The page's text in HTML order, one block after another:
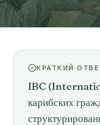
КРАТКИЙ
IBC
карибских